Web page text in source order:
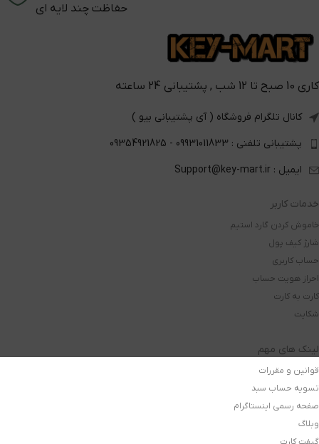
حفاظت چند لایه ای
کاری 10 صبح تا 12 شب , پشتیبانی 24 ساعته
کانال تلگرام فروشگاه ( آی پشتیبانی بیو )
پشتیبانی تلفنی : 09931011833 - 09354921825
ایمیل : Support@key-mart.ir
خدمات کاربر
خاموش کردن گارد استیم
شارژ کیف پول
حساب کاربری
احراز هویت حساب
کارت به کارت
شکایت
لینک های مهم
قوانین و مقررات
تسویه حساب سبد
صفحه رسمی اینستاگرام
وبلاگ
گیفت کارت